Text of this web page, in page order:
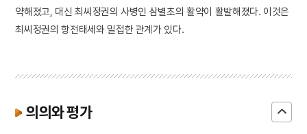
약해졌고, 대신 최씨정권의 사병인 삼별초의 활약이 활발해졌다. 이것은
최씨정권의 항전태세와 밀접한 관계가 있다.
의의와 평가